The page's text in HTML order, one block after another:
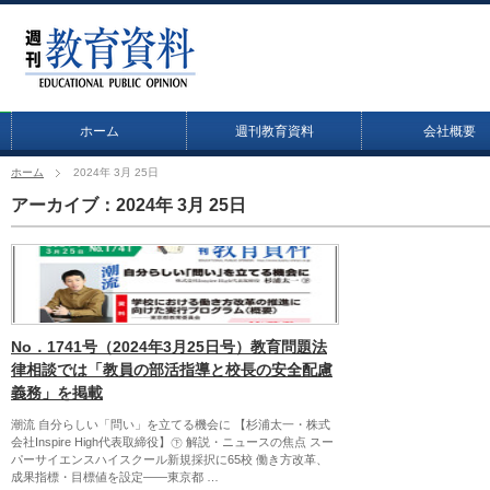
ホーム 週刊教育資料 会社概要
ホーム 2024年 3月 25日
アーカイブ：2024年 3月 25日
No．1741号（2024年3月25日号）教育問題法
律相談では「教員の部活指導と校長の安全配慮
義務」を掲載
潮流 自分らしい「問い」を立てる機会に 【杉浦太一・株式
会社Inspire High代表取締役】㊦ 解説・ニュースの焦点 スー
パーサイエンスハイスクール新規採択に65校 働き方改革、
成果指標・目標値を設定――東京都 …